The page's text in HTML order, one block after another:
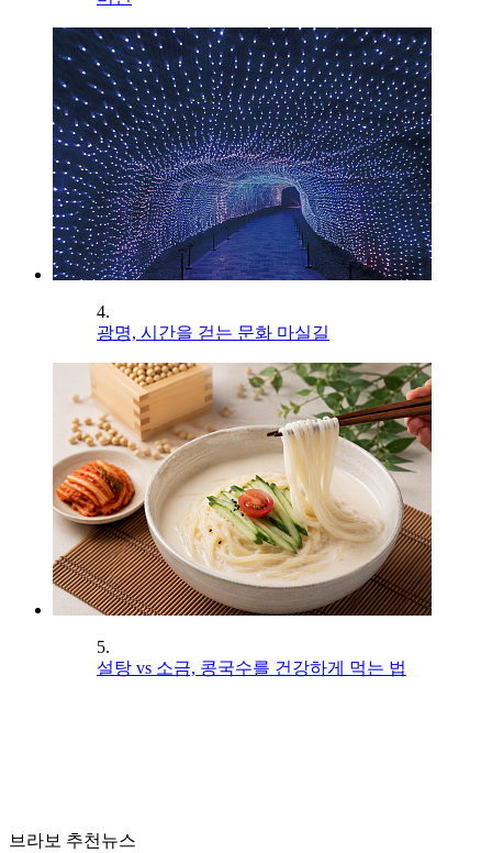
4.
광명, 시간을 걷는 문화 마실길
5.
설탕 vs 소금, 콩국수를 건강하게 먹는 법
브라보 추천뉴스